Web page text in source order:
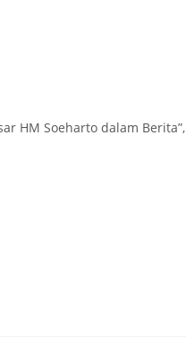
HM Soeharto dalam Berita”,